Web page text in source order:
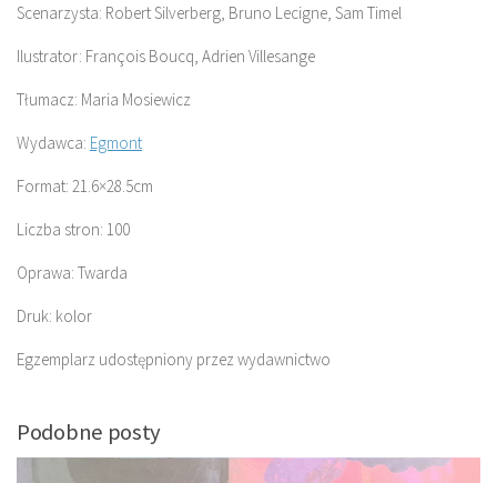
Scenarzysta: Robert Silverberg, Bruno Lecigne, Sam Timel
Ilustrator: François Boucq, Adrien Villesange
Tłumacz: Maria Mosiewicz
Wydawca: Egmont
Format: 21.6×28.5cm
Liczba stron: 100
Oprawa: Twarda
Druk: kolor
Egzemplarz udostępniony przez wydawnictwo
Podobne posty